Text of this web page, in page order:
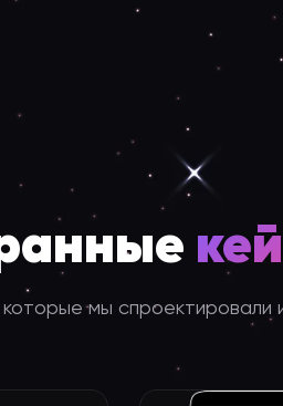
которые мы спроектировали